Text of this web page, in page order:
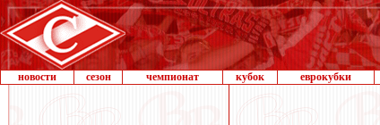
новости сезон чемпионат кубок еврокубки